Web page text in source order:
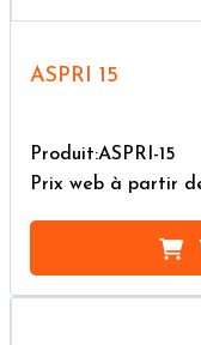
ASPRI 15
Produit:ASPRI-15
Prix web à partir